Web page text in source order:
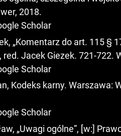
2018.
Scholar
„Komentarz do art. 115 §
red. Jacek Giezek. 721-722.
Scholar
Kodeks karny. Warszawa:
Scholar
„Uwagi ogólne”, [w:]